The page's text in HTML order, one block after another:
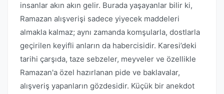
insanlar akın akın gelir. Burada yaşayanlar bilir ki,
Ramazan alışverişi sadece yiyecek maddeleri
almakla kalmaz; aynı zamanda komşularla, dostlarla
geçirilen keyifli anların da habercisidir. Karesi’deki
tarihi çarşıda, taze sebzeler, meyveler ve özellikle
Ramazan'a özel hazırlanan pide ve baklavalar,
alışveriş yapanların gözdesidir. Küçük bir anekdot